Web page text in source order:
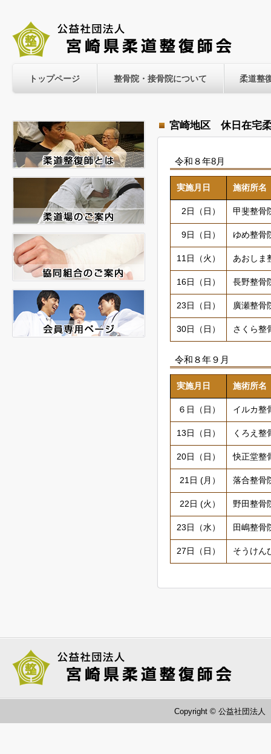
トップページ 整骨院・接骨院について 柔道整
宮崎地区 休日在宅
令和８年8月
実施月日 施術所名
2日（日） 甲斐整骨
9日（日） ゆめ整骨
11日（火） あおしま
16日（日） 長野整骨
23日（日） 廣瀬整骨
30日（日） さくら整
令和８年９月
実施月日 施術所名
６日（日） イルカ整
13日（日） くろえ整
20日（日） 快正堂整
21日 (月） 落合整骨
22日 (火） 野田整骨
23日（水） 田嶋整骨
27日（日） そうけん
Copyright © 公益社団法人